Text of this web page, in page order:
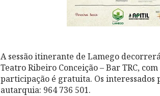
A sessão itinerante de Lamego
Teatro Ribeiro Conceição – Bar TRC,
participação é gratuita. Os interessados
autarquia: 964 736 501.